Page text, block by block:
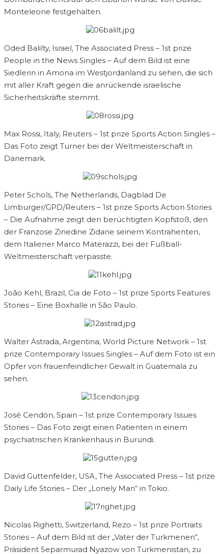
Monteleone festgehalten.
Oded Balilty, Israel, The Associated Press – 1st prize
People in the News Singles – Auf dem Bild ist eine
Siedlerin in Amona im Westjordanland zu sehen, die sich
mit aller Kraft gegen die anrückende israelische
Sicherheitskräfte stemmt.
Max Rossi, Italy, Reuters – 1st prize Sports Action Singles –
Das Foto zeigt Turner bei der Weltmeisterschaft in
Dänemark.
Peter Schols, The Netherlands, Dagblad De
Limburger/GPD/Reuters – 1st prize Sports Action Stories
– Die Aufnahme zeigt den berüchtigten Kopfstoß, den
der Franzose Zinedine Zidane seinem Kontrahenten,
dem Italiener Marco Materazzi, bei der Fußball-
Weltmeisterschaft verpasste.
João Kehl, Brazil, Cia de Foto – 1st prize Sports Features
Stories – Eine Boxhalle in São Paulo.
Walter Astrada, Argentina, World Picture Network – 1st
prize Contemporary Issues Singles – Auf dem Foto ist ein
Opfer von frauenfeindlicher Gewalt in Guatemala zu
sehen.
José Cendón, Spain – 1st prize Contemporary Issues
Stories – Das Foto zeigt einen Patienten in einem
psychiatrischen Krankenhaus in Burundi.
David Guttenfelder, USA, The Associated Press – 1st prize
Daily Life Stories – Der „Lonely Man“ in Tokio.
Nicolas Righetti, Switzerland, Rezo – 1st prize Portraits
Stories – Auf dem Bild ist der „Vater der Turkmenen“,
Präsident Separmurad Nyazow von Turkmenistan, zu